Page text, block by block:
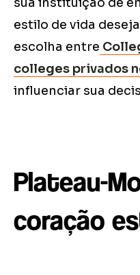
estilo de vida
escolha entre
colleges privados
influenciar sua
Plateau-
coração